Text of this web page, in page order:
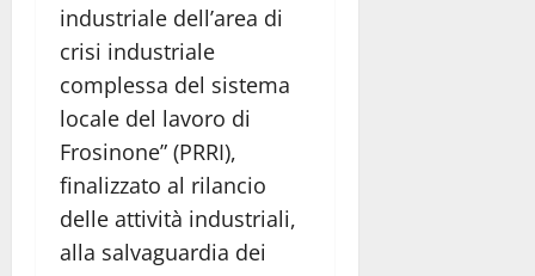
industriale dell’area di
crisi industriale
complessa del sistema
locale del lavoro di
Frosinone” (PRRI),
finalizzato al rilancio
delle attività industriali,
alla salvaguardia dei